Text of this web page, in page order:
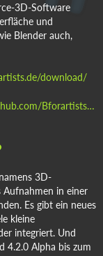
3D-Software
und
Blender auch,
download/
Bforartists…
3D-
Aufnahmen in einer
Es gibt ein neues
kleine
integriert. Und
4.2.0 Alpha bis zum